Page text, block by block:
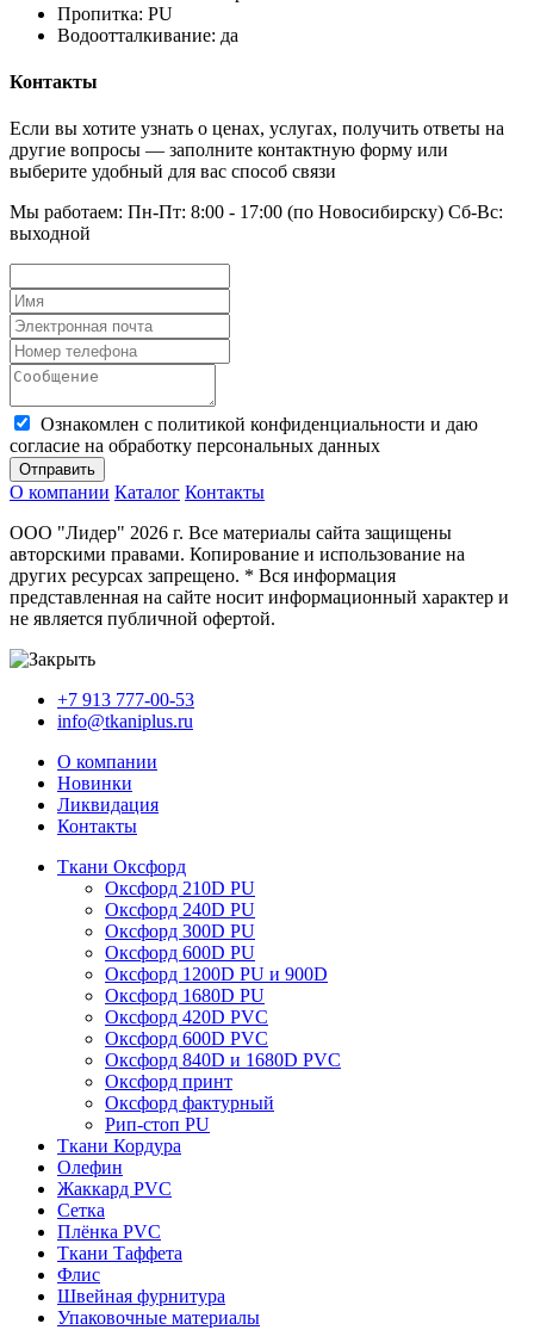
Пропитка: PU
Водоотталкивание: да
Контакты
Если вы хотите узнать о ценах, услугах, получить ответы на
другие вопросы — заполните контактную форму или
выберите удобный для вас способ связи
Мы работаем: Пн-Пт: 8:00 - 17:00 (по Новосибирску) Сб-Вс:
выходной
Ознакомлен с политикой конфиденциальности и даю
согласие на обработку персональных данных
Отправить
О компании Каталог Контакты
ООО "Лидер" 2026 г. Все материалы сайта защищены
авторскими правами. Копирование и использование на
других ресурсах запрещено. * Вся информация
представленная на сайте носит информационный характер и
не является публичной офертой.
+7 913 777-00-53
info@tkaniplus.ru
О компании
Новинки
Ликвидация
Контакты
Ткани Оксфорд
Оксфорд 210D PU
Оксфорд 240D PU
Оксфорд 300D PU
Оксфорд 600D PU
Оксфорд 1200D PU и 900D
Оксфорд 1680D PU
Оксфорд 420D PVC
Оксфорд 600D PVC
Оксфорд 840D и 1680D PVC
Оксфорд принт
Оксфорд фактурный
Рип-стоп PU
Ткани Кордура
Олефин
Жаккард PVC
Сетка
Плёнка PVC
Ткани Таффета
Флис
Швейная фурнитура
Упаковочные материалы